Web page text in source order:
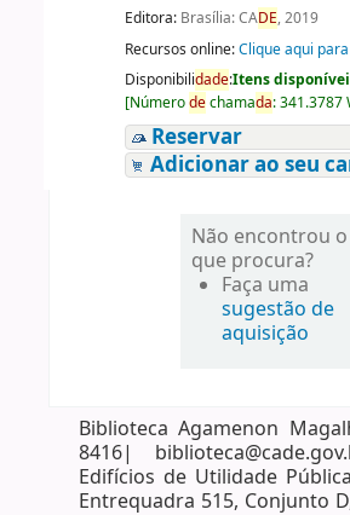
Editora: Brasília: CADE, 2019
Recursos online:Clique aqui
Disponibilidade:Itens
[Númerodechamada:341.3787
Reservar
Adicionar ao seu
Não encontrou o
que procura?
Faça uma
sugestão de
aquisição
Biblioteca Agamenon
8416|
Edifícios de Utilidade
Entrequadra 515, Conjunto